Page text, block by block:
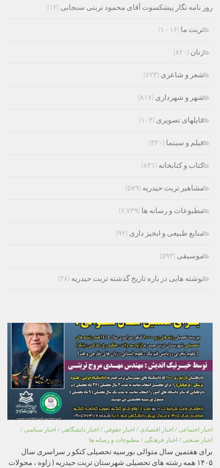
روز نامه نگار پیشکسوت آقای محمود تربتی سنجابی (۱۲)
تربت ما (۱,۰۱۶)
زنان (۸۲۰)
شعر و شاعری (۶۲۳)
شهر و شهرداری (۸۱۷)
فایلهای تصویری (۱۰۴)
فیلم و سینما (۳۳۰)
کتاب و کتابخانه (۸۳۱)
مشاهیر تربت حیدریه (۵۷۹)
مطبوعات و رسانه ها (۶,۷۳۹)
منابع طبیعی و ابخیز داری (۹۲)
موسیقی (۵۹۳)
نوشته هایی در باره تاریخ گذشته تربت حیدریه (۳۸)
اخبار اجتماعی / اخبار اقتصادی / اخبار حقوقی / اخبار دانشگاهی / اخبار سیاسی /
اخبار صنعتی / اخبار فرهنگی / مطبوعات و رسانه ها
برای هفتمین سال متوالی بورسیه تحصیلی کنکو ر سراسری سال
۱۴۰۵ همه رشته های تحصیلی شهرستان تربت حیدریه ( زاوه ، محولات